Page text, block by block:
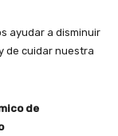
ayudar a disminuir
de cuidar nuestra
de